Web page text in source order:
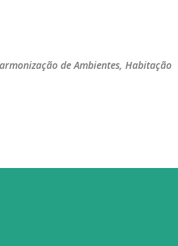
de Ambientes, Habitação